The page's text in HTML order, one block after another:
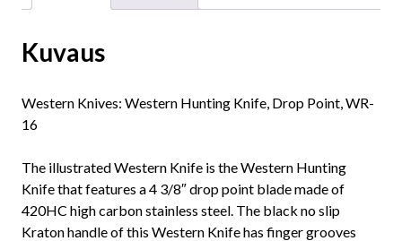
Kuvaus
Western Knives: Western Hunting Knife, Drop Point, WR-
16
The illustrated Western Knife is the Western Hunting
Knife that features a 4 3/8″ drop point blade made of
420HC high carbon stainless steel. The black no slip
Kraton handle of this Western Knife has finger grooves